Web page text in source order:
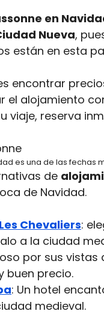
en
Nueva,
están en esta
encontrar
el alojamiento
viaje, reserva
es una de las fechas
de
de Navidad.
Les Chevaliers:
a la ciudad
por sus vistas
buen precio.
: Un hotel
medieval.